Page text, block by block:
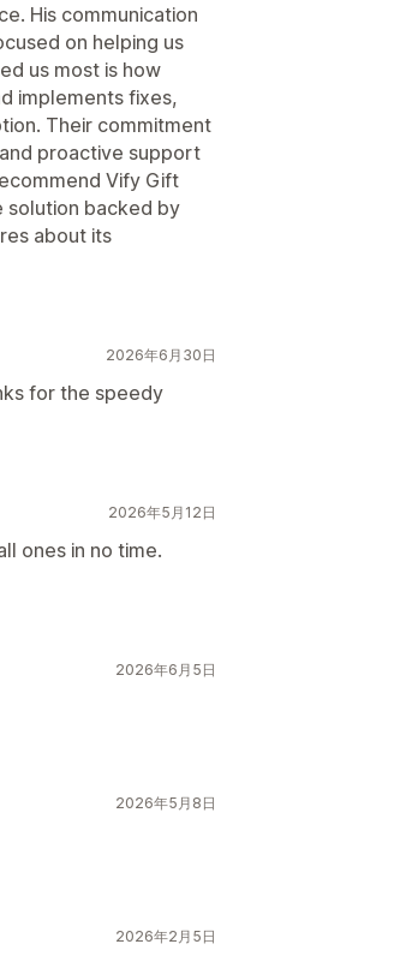
His communication
on helping us
us most is how
implements fixes,
Their commitment
proactive support
Vify Gift
solution backed by
about its
2026年6月30日
for the speedy
2026年5月12日
ones in no time.
2026年6月5日
2026年5月8日
2026年2月5日